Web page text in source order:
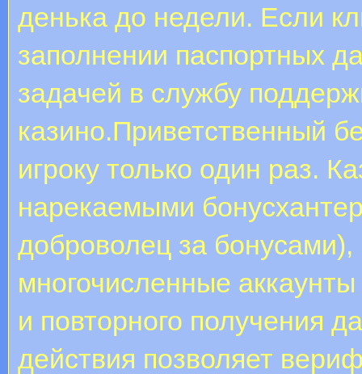
денька до недели. Если
заполнении паспортных
задачей в службу
казино.Приветственный
игроку только один раз.
нарекаемыми
доброволец за
многочисленные
и повторного получения
действия позволяет